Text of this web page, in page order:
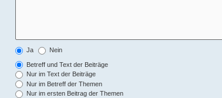
Ja Nein
Betreff und Text der Beiträge
Nur im Text der Beiträge
Nur im Betreff der Themen
Nur im ersten Beitrag der Themen